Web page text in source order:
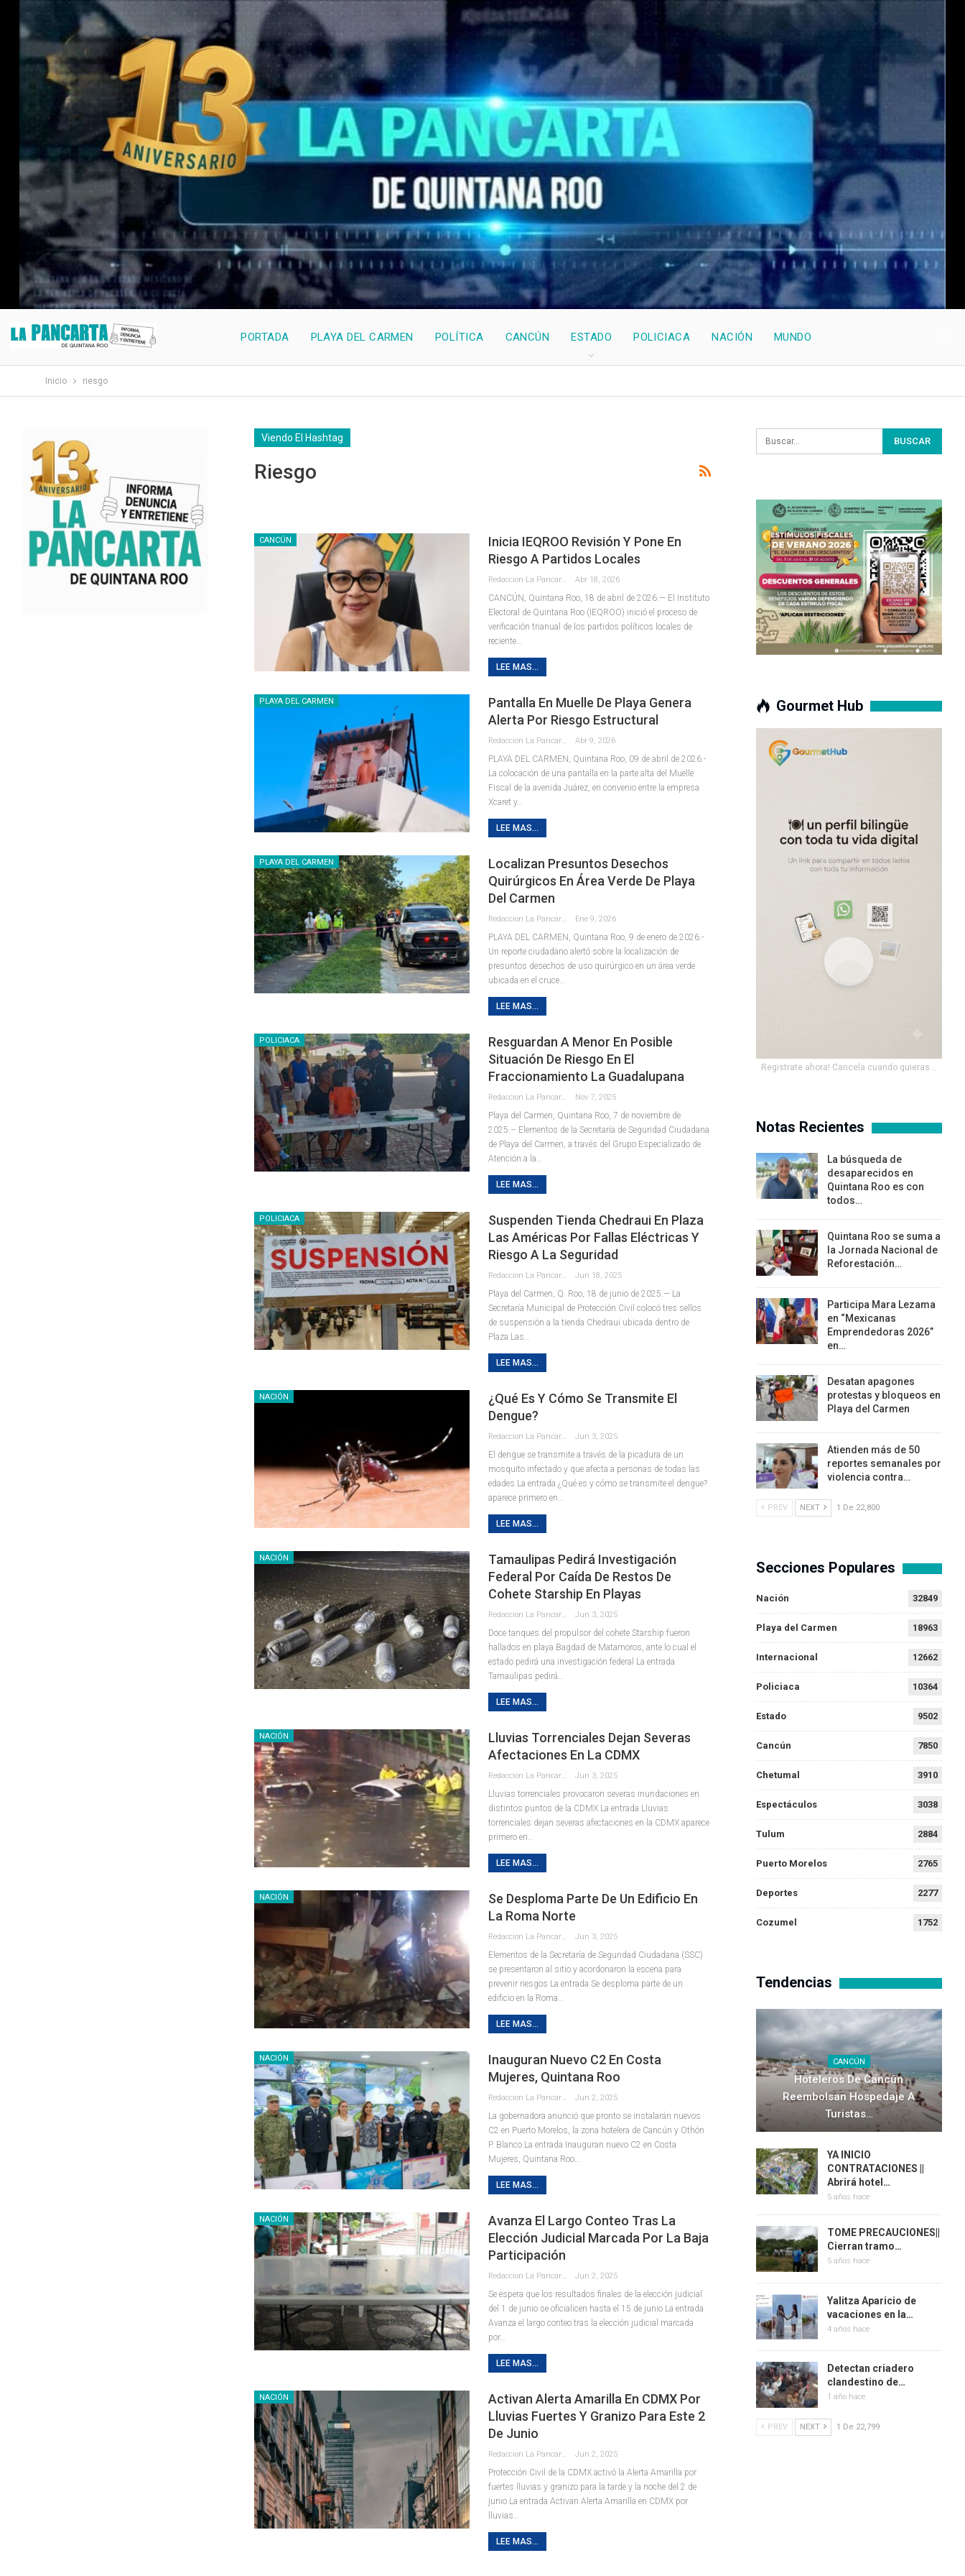
PORTADA PLAYA DEL CARMEN POLÍTICA CANCÚN ESTADO POLICIACA NACIÓN MUNDO
Inicio riesgo
Viendo El Hashtag
Riesgo
CANCÚN
Inicia IEQROO Revisión Y Pone En
Riesgo A Partidos Locales
Abr 18, 2026
CANCÚN, Quintana Roo, 18 de abril de 2026.— El Instituto
Electoral de Quintana Roo (IEQROO) inició el proceso de
verificación trianual de los partidos políticos locales de
reciente
LEE MAS...
PLAYA DEL CARMEN
Pantalla En Muelle De Playa Genera
Alerta Por Riesgo Estructural
Abr 9, 2026
PLAYA DEL CARMEN, Quintana Roo, 09 de abril de 2026.-
La colocación de una pantalla en la parte alta del Muelle
Fiscal de la avenida Juárez, en convenio entre la empresa
Xcaret y…
LEE MAS...
PLAYA DEL CARMEN
Localizan Presuntos Desechos
Quirúrgicos En Área Verde De Playa
Del Carmen
Ene 9, 2026
PLAYA DEL CARMEN, Quintana Roo, 9 de enero de 2026.-
Un reporte ciudadano alertó sobre la localización de
presuntos desechos de uso quirúrgico en un área verde
ubicada en el cruce
LEE MAS...
POLICIACA
Resguardan A Menor En Posible
Situación De Riesgo En El
Fraccionamiento La Guadalupana
Nov 7, 2025
Playa del Carmen, Quintana Roo, 7 de noviembre de
2025.– Elementos de la Secretaría de Seguridad Ciudadana
de Playa del Carmen, a través del Grupo Especializado de
Atención a la
LEE MAS...
POLICIACA
Suspenden Tienda Chedraui En Plaza
Las Américas Por Fallas Eléctricas Y
Riesgo A La Seguridad
Jun 18, 2025
Playa del Carmen, Q. Roo, 18 de junio de 2025.— La
Secretaría Municipal de Protección Civil colocó tres sellos
de suspensión a la tienda Chedraui ubicada dentro de
Plaza Las
LEE MAS...
NACIÓN
¿Qué Es Y Cómo Se Transmite El
Dengue?
Jun 3, 2025
El dengue se transmite a través de la picadura de un
mosquito infectado y que afecta a personas de todas las
edades La entrada ¿Qué es y cómo se transmite el dengue?
aparece primero en…
LEE MAS...
NACIÓN
Tamaulipas Pedirá Investigación
Federal Por Caída De Restos De
Cohete Starship En Playas
Jun 3, 2025
Doce tanques del propulsor del cohete Starship fueron
hallados en playa Bagdad de Matamoros, ante lo cual el
estado pedirá una investigación federal La entrada
Tamaulipas pedirá…
LEE MAS...
NACIÓN
Lluvias Torrenciales Dejan Severas
Afectaciones En La CDMX
Jun 3, 2025
Lluvias torrenciales provocaron severas inundaciones en
distintos puntos de la CDMX La entrada Lluvias
torrenciales dejan severas afectaciones en la CDMX aparece
primero en…
LEE MAS...
NACIÓN
Se Desploma Parte De Un Edificio En
La Roma Norte
Jun 3, 2025
Elementos de la Secretaría de Seguridad Ciudadana (SSC)
se presentaron al sitio y acordonaron la escena para
prevenir riesgos La entrada Se desploma parte de un
edificio en la Roma…
LEE MAS...
NACIÓN
Inauguran Nuevo C2 En Costa
Mujeres, Quintana Roo
Jun 2, 2025
La gobernadora anunció que pronto se instalarán nuevos
C2 en Puerto Morelos, la zona hotelera de Cancún y Othón
P. Blanco La entrada Inauguran nuevo C2 en Costa
Mujeres, Quintana Roo…
LEE MAS...
NACIÓN
Avanza El Largo Conteo Tras La
Elección Judicial Marcada Por La Baja
Participación
Jun 2, 2025
Se espera que los resultados finales de la elección judicial
del 1 de junio se oficialicen hasta el 15 de junio La entrada
Avanza el largo conteo tras la elección judicial marcada
por…
LEE MAS...
NACIÓN
Activan Alerta Amarilla En CDMX Por
Lluvias Fuertes Y Granizo Para Este 2
De Junio
Jun 2, 2025
Protección Civil de la CDMX activó la Alerta Amarilla por
fuertes lluvias y granizo para la tarde y la noche del 2 de
junio La entrada Activan Alerta Amarilla en CDMX por
lluvias…
LEE MAS...
Gourmet Hub
Registrate ahora! Cancela cuando quieras...
Notas Recientes
La búsqueda de
desaparecidos en
Quintana Roo es con
todos…
Quintana Roo se suma a
la Jornada Nacional de
Reforestación…
Participa Mara Lezama
en “Mexicanas
Emprendedoras 2026”
en…
Desatan apagones
protestas y bloqueos en
Playa del Carmen
Atienden más de 50
reportes semanales por
violencia contra…
PREV NEXT 1 De 22,800
Secciones Populares
Nación 32849
Playa del Carmen 18963
Internacional 12662
Policiaca 10364
Estado 9502
Cancún 7850
Chetumal 3910
Espectáculos 3038
Tulum 2884
Puerto Morelos 2765
Deportes 2277
Cozumel 1752
Tendencias
CANCÚN
Hoteleros De Cancún
Reembolsan Hospedaje A
Turistas…
YA INICIO
CONTRATACIONES ||
Abrirá hotel…
5 años hace
TOME PRECAUCIONES||
Cierran tramo…
5 años hace
Yalitza Aparicio de
vacaciones en la…
4 años hace
Detectan criadero
clandestino de…
1 año hace
PREV NEXT 1 De 22,799